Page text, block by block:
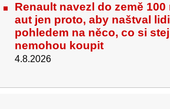
Renault navezl do země
aut jen proto, aby naštval lidi
pohledem na něco, co si
nemohou koupit
4.8.2026